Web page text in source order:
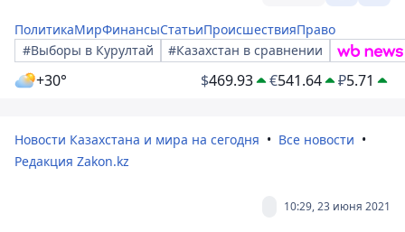
ПолитикаМирФинансыСтатьиПроисшествияПраво
#Выборы в Курултай
#Казахстан в сравнении
+30° $469.93 €541.64 ₽5.71
Новости Казахстана и мира на сегодня
Все новости
Редакция Zakon.kz
10:29, 23 июня 2021